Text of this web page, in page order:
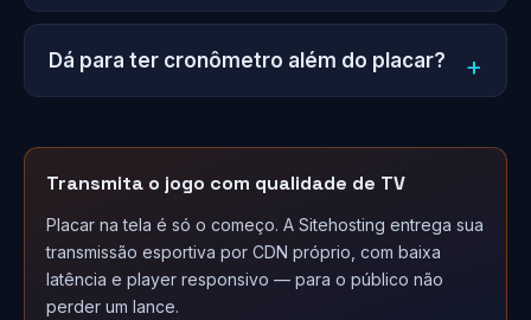
Dá para ter cronômetro além do placar?
Transmita o jogo com qualidade de TV
Placar na tela é só o começo. A Sitehosting entrega sua
transmissão esportiva por CDN próprio, com baixa
latência e player responsivo — para o público não
perder um lance.